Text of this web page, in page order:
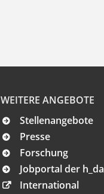
WEITERE ANGEBOTE
Stellenangebote
Presse
Forschung
Jobportal der h_da
International